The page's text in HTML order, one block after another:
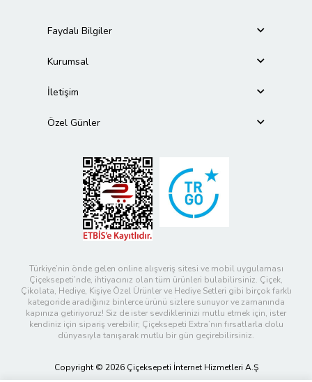
Faydalı Bilgiler
Kurumsal
İletişim
Özel Günler
Türkiye’nin önde gelen online alışveriş sitesi ve mobil uygulaması
Çiçeksepeti’nde, ihtiyacınız olan tüm ürünleri bulabilirsiniz. Çiçek,
Çikolata, Hediye, Kişiye Özel Ürünler ve Hediye Setleri gibi birçok farklı
kategoride aradığınız binlerce ürünü sizlere sunuyor ve zamanında
kapınıza getiriyoruz! Siz de ister sevdiklerinizi mutlu etmek için, ister
kendiniz için sipariş verebilir; Çiçeksepeti Extra’nın fırsatlarla dolu
dünyasıyla tanışarak mutlu bir gün geçirebilirsiniz.
Copyright © 2026 Çiçeksepeti İnternet Hizmetleri A.Ş